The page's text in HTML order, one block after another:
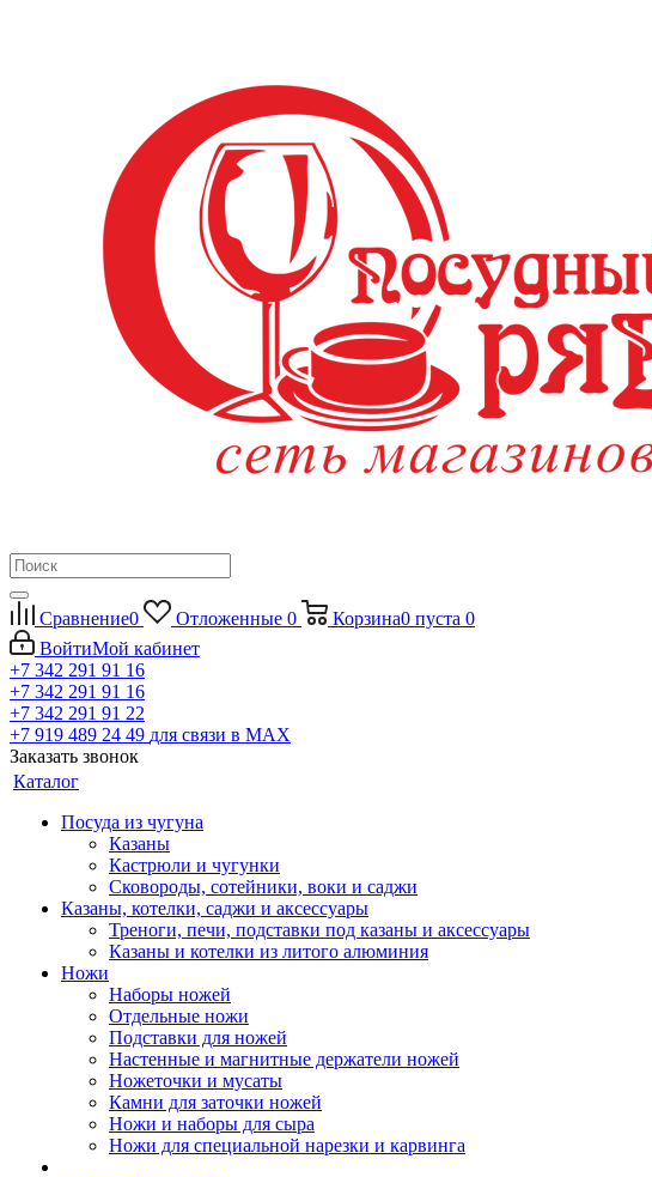
Сравнение0 Отложенные 0 Корзина0 пуста 0
ВойтиМой кабинет
+7 342 291 91 16
+7 342 291 91 16
+7 342 291 91 22
+7 919 489 24 49 для связи в МАХ
Заказать звонок
Каталог
Посуда из чугуна
Казаны
Кастрюли и чугунки
Сковороды, сотейники, воки и саджи
Казаны, котелки, саджи и аксессуары
Треноги, печи, подставки под казаны и аксессуары
Казаны и котелки из литого алюминия
Ножи
Наборы ножей
Отдельные ножи
Подставки для ножей
Настенные и магнитные держатели ножей
Ножеточки и мусаты
Камни для заточки ножей
Ножи и наборы для сыра
Ножи для специальной нарезки и карвинга